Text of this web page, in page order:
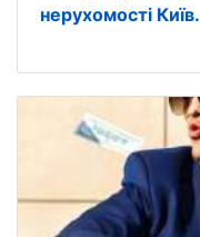
нерухомості Київ.